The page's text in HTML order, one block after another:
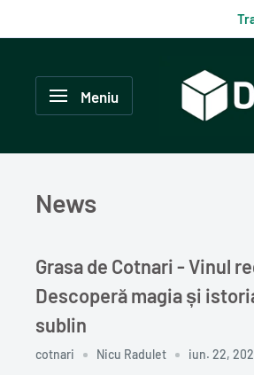
te
continut
Meniu
Delumani
Magazin
News
Grasa de Cotnari - Vinul
Descoperă magia și
sublin
cotnari Nicu Radulet iun. 22,